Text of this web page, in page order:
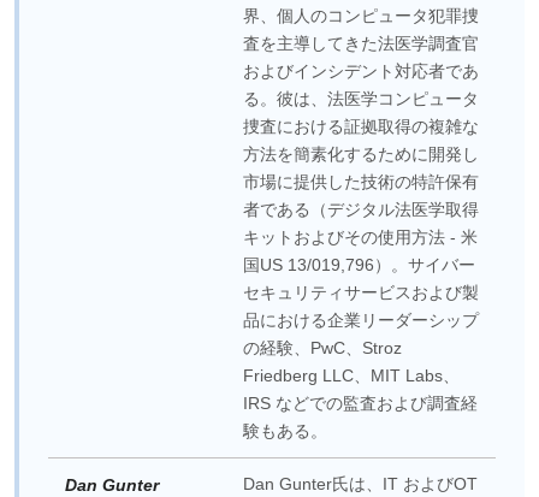
界、個人のコンピュータ犯罪捜
査を主導してきた法医学調査官
およびインシデント対応者であ
る。彼は、法医学コンピュータ
捜査における証拠取得の複雑な
方法を簡素化するために開発し
市場に提供した技術の特許保有
者である（デジタル法医学取得
キットおよびその使用方法 - 米
国US 13/019,796）。サイバー
セキュリティサービスおよび製
品における企業リーダーシップ
の経験、PwC、Stroz
Friedberg LLC、MIT Labs、
IRS などでの監査および調査経
験もある。
Dan Gunter
Dan Gunter氏は、IT およびOT